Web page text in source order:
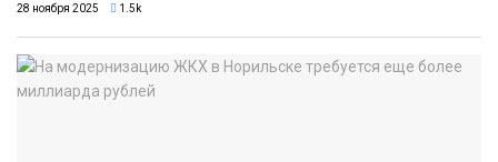
28 ноября 2025 1.5k